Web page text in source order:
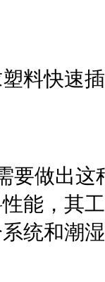
料快速
要做出
能，其
统和潮